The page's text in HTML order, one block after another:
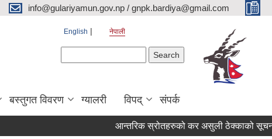
info@gulariyamun.gov.np / gnpk.bardiya@gmail.com
English नेपाली
बस्तुगत विवरण ग्यालरी विपद् संपर्क
आन्तरिक स्रोतहरुको कर असुली ठेक्काको